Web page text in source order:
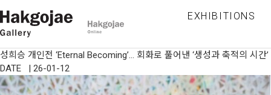
EXHIBITIONS
성희승 개인전 ‘Eternal Becoming’… 회화로 풀어낸 ‘생성과 축적의 시간’
DATE | 26-01-12